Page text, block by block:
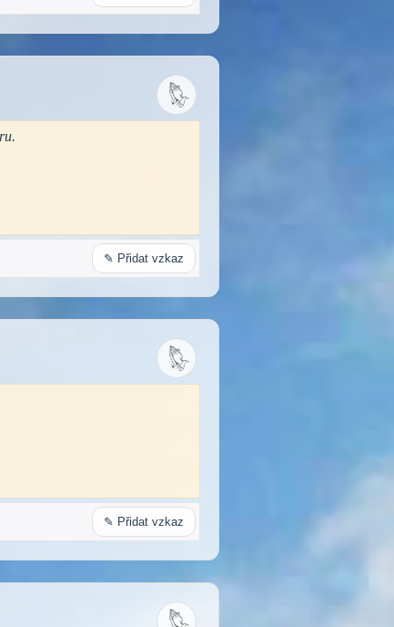
✎ Přidat vzkaz
✎ Přidat vzkaz